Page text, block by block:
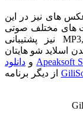
های نیز در این
های مختلف صوتی
از جمله MP3,WAV,WMA,OGG,FLAC,M4A,AU نیز پشتیبانی
اسلاید شو هایتان
و دانلود
از دیگر برنامه